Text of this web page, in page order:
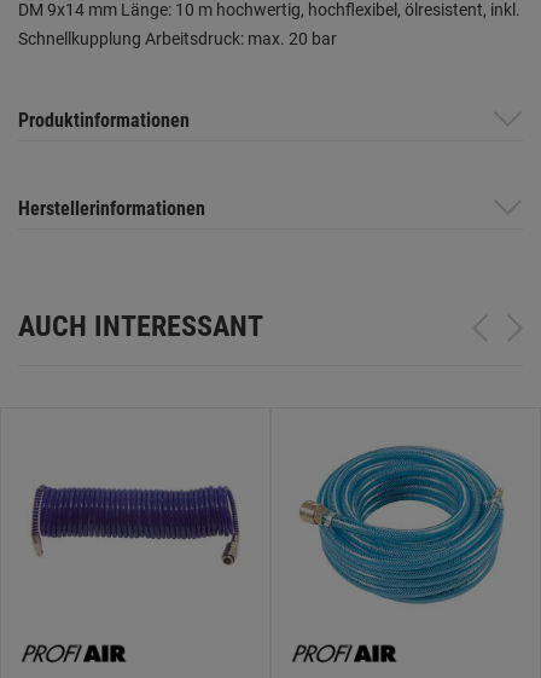
DM 9x14 mm Länge: 10 m hochwertig, hochflexibel, ölresistent, inkl.
Schnellkupplung Arbeitsdruck: max. 20 bar
Produktinformationen
Herstellerinformationen
AUCH INTERESSANT